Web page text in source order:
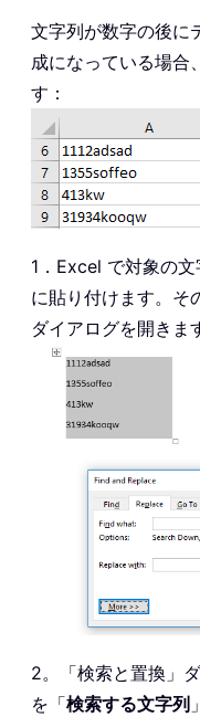
文字列が数字の後に
成になっている場合
す：
1．Excel で対象の
に貼り付けます。そ
ダイアログを開きま
2。「検索と置換」
を「検索する文字列